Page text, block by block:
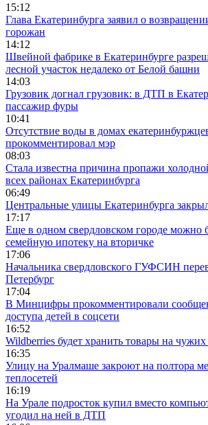
15:12
Глава Екатеринбурга заявил о
горожан
14:12
Швейной фабрике в Екатеринбурге
лесной участок недалеко от Белой башни
14:03
Грузовик догнал грузовик: в ДТП в
пассажир фуры
10:41
Отсутствие воды в домах
прокомментировал мэр
08:03
Стала известна причина пропажи
всех районах Екатеринбурга
06:49
Центральные улицы Екатеринбурга
17:17
Еще в одном свердловском городе можно
семейную ипотеку на вторичке
17:06
Начальника свердловского ГУФСИН
Петербург
17:04
В Минцифры прокомментировали
доступа детей в соцсети
16:52
Wildberries будет хранить товары на чужих
16:35
Улицу на Уралмаше закроют на полтора
теплосетей
16:19
На Урале подросток купил вместо
угодил на ней в ДТП